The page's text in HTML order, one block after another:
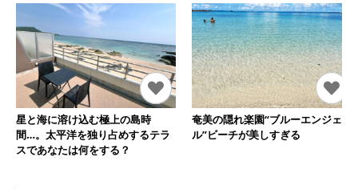
星と海に溶け込む極上の島時
間…。太平洋を独り占めするテラ
スであなたは何をする？
奄美の隠れ楽園“ブルーエンジェ
ル”ビーチが美しすぎる